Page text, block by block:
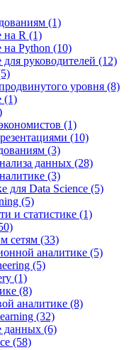
(1)
на R (1)
Python (10)
руководителей (12)
уровня (8)
(1)
(1)
(10)
(3)
данных (28)
(3)
для Data Science (5)
(5)
и статистике (1)
сетям (33)
аналитике (5)
(5)
(1)
(8)
аналитике (8)
(32)
данных (6)
(58)